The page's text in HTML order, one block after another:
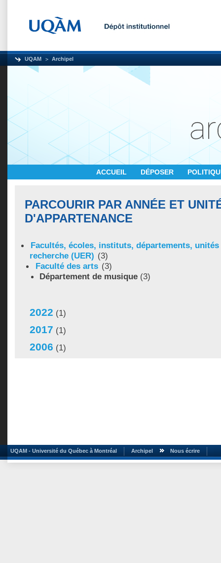
UQAM Archipel
ACCUEIL DÉPOSER
PARCOURIR PAR ANNÉE ET
D'APPARTENANCE
Facultés, écoles, instituts, départements,
recherche (UER) (3)
Faculté des arts (3)
Département de musique (3)
2022 (1)
2017 (1)
2006 (1)
UQAM - Université du Québec à Montréal Archipel Nous écrire